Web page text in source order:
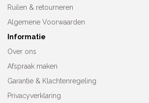
Ruilen & retourneren
Algemene Voorwaarden
Informatie
Over ons
Afspraak maken
Garantie & Klachtenregeling
Privacyverklaring